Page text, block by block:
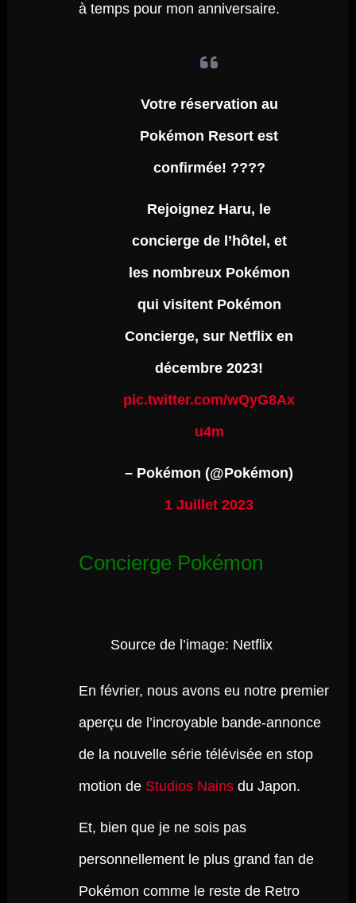
à temps pour mon anniversaire.
Votre réservation au
Pokémon Resort est
confirmée! ????
Rejoignez Haru, le
concierge de l’hôtel, et
les nombreux Pokémon
qui visitent Pokémon
Concierge, sur Netflix en
décembre 2023!
pic.twitter.com/wQyG8Ax
u4m
– Pokémon (@Pokémon)
1 Juillet 2023
Concierge Pokémon
Source de l’image: Netflix
En février, nous avons eu notre premier
aperçu de l’incroyable bande-annonce
de la nouvelle série télévisée en stop
motion de Studios Nainsdu Japon.
Et, bien que je ne sois pas
personnellement le plus grand fan de
Pokémon comme le reste de Retro